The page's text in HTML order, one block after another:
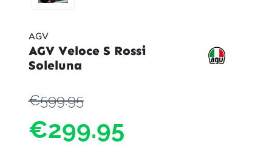
AGV
AGV Veloce S Rossi
Soleluna
€599.95
€299.95